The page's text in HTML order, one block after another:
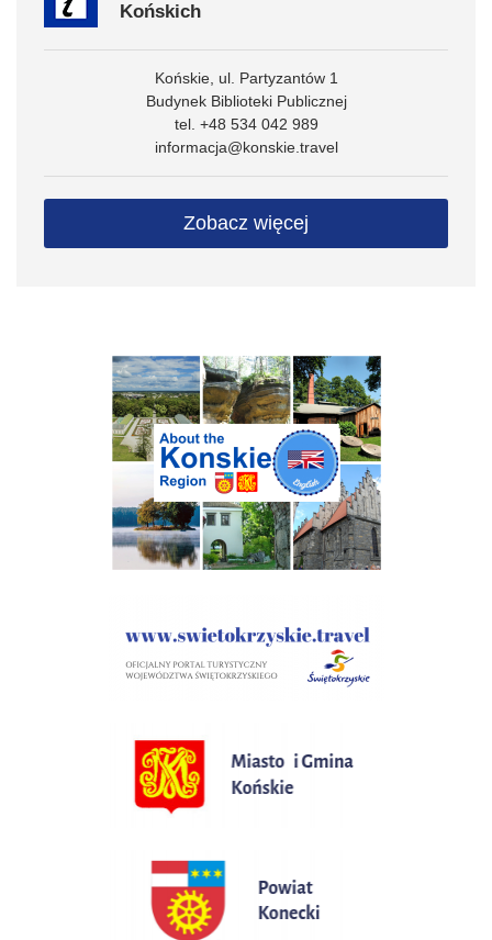
Końskich
Końskie, ul. Partyzantów 1
Budynek Biblioteki Publicznej
tel. +48 534 042 989
informacja@konskie.travel
Zobacz więcej